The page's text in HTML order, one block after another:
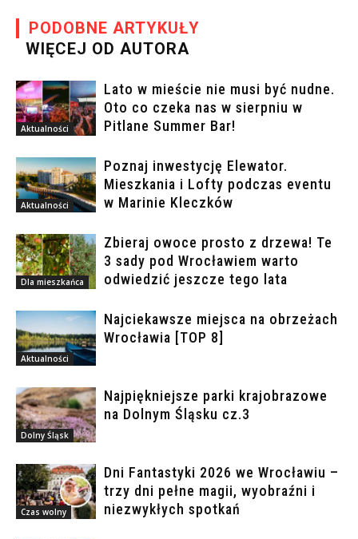
PODOBNE ARTYKUŁY
WIĘCEJ OD AUTORA
Aktualności
Lato w mieście nie musi być nudne.
Oto co czeka nas w sierpniu w
Pitlane Summer Bar!
Aktualności
Poznaj inwestycję Elewator.
Mieszkania i Lofty podczas eventu
w Marinie Kleczków
Dla mieszkańca
Zbieraj owoce prosto z drzewa! Te
3 sady pod Wrocławiem warto
odwiedzić jeszcze tego lata
Aktualności
Najciekawsze miejsca na obrzeżach
Wrocławia [TOP 8]
Dolny Śląsk
Najpiękniejsze parki krajobrazowe
na Dolnym Śląsku cz.3
Czas wolny
Dni Fantastyki 2026 we Wrocławiu –
trzy dni pełne magii, wyobraźni i
niezwykłych spotkań